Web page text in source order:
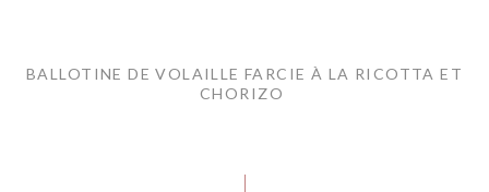
BALLOTINE DE VOLAILLE FARCIE À LA RICOTTA ET
CHORIZO